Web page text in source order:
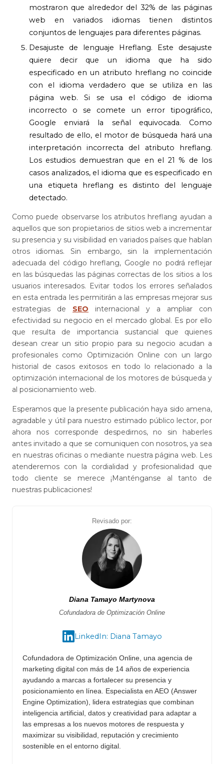
mostraron que alrededor del 32% de las páginas
web en variados idiomas tienen distintos
conjuntos de lenguajes para diferentes páginas.
Desajuste de lenguaje Hreflang. Este desajuste
quiere decir que un idioma que ha sido
especificado en un atributo hreflang no coincide
con el idioma verdadero que se utiliza en las
página web. Si se usa el código de idioma
incorrecto o se comete un error tipográfico,
Google enviará la señal equivocada. Como
resultado de ello, el motor de búsqueda hará una
interpretación incorrecta del atributo hreflang.
Los estudios demuestran que en el 21 % de los
casos analizados, el idioma que es especificado en
una etiqueta hreflang es distinto del lenguaje
detectado.
Como puede observarse los atributos hreflang ayudan a
aquellos que son propietarios de sitios web a incrementar
su presencia y su visibilidad en variados países que hablan
otros idiomas. Sin embargo, sin la implementación
adecuada del código hreflang, Google no podrá reflejar
en las búsquedas las páginas correctas de los sitios a los
usuarios interesados. Evitar todos los errores señalados
en esta entrada les permitirán a las empresas mejorar sus
estrategias de SEO internacional y a ampliar con
efectividad su negocio en el mercado global. Es por ello
que resulta de importancia sustancial que quienes
desean crear un sitio propio para su negocio acudan a
profesionales como Optimización Online con un largo
historial de casos exitosos en todo lo relacionado a la
optimización internacional de los motores de búsqueda y
al posicionamiento web.
Esperamos que la presente publicación haya sido amena,
agradable y útil para nuestro estimado público lector, por
ahora nos corresponde despedirnos, no sin haberles
antes invitado a que se comuniquen con nosotros, ya sea
en nuestras oficinas o mediante nuestra página web. Les
atenderemos con la cordialidad y profesionalidad que
todo cliente se merece ¡Manténganse al tanto de
nuestras publicaciones!
Revisado por:
Diana Tamayo Martynova
Cofundadora de Optimización Online
LinkedIn: Diana Tamayo
Cofundadora de Optimización Online, una agencia de
marketing digital con más de 14 años de experiencia
ayudando a marcas a fortalecer su presencia y
posicionamiento en línea. Especialista en AEO (Answer
Engine Optimization), lidera estrategias que combinan
inteligencia artificial, datos y creatividad para adaptar a
las empresas a los nuevos motores de respuesta y
maximizar su visibilidad, reputación y crecimiento
sostenible en el entorno digital.